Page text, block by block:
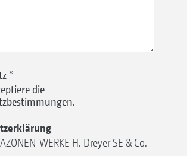
*
die
WERKE H. Dreyer SE & Co.